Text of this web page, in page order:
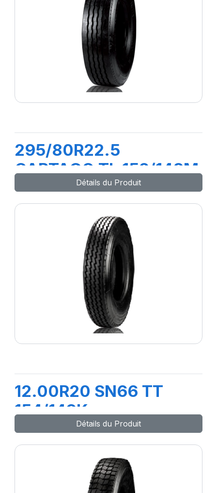
295/80R22.5
CARTAGO TL 152/148M
Détails du Produit
12.00R20 SN66 TT
154/149K
Détails du Produit